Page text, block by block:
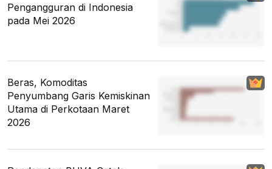
Pengangguran di Indonesia
pada Mei 2026
Beras, Komoditas
Penyumbang Garis Kemiskinan
Utama di Perkotaan Maret
2026